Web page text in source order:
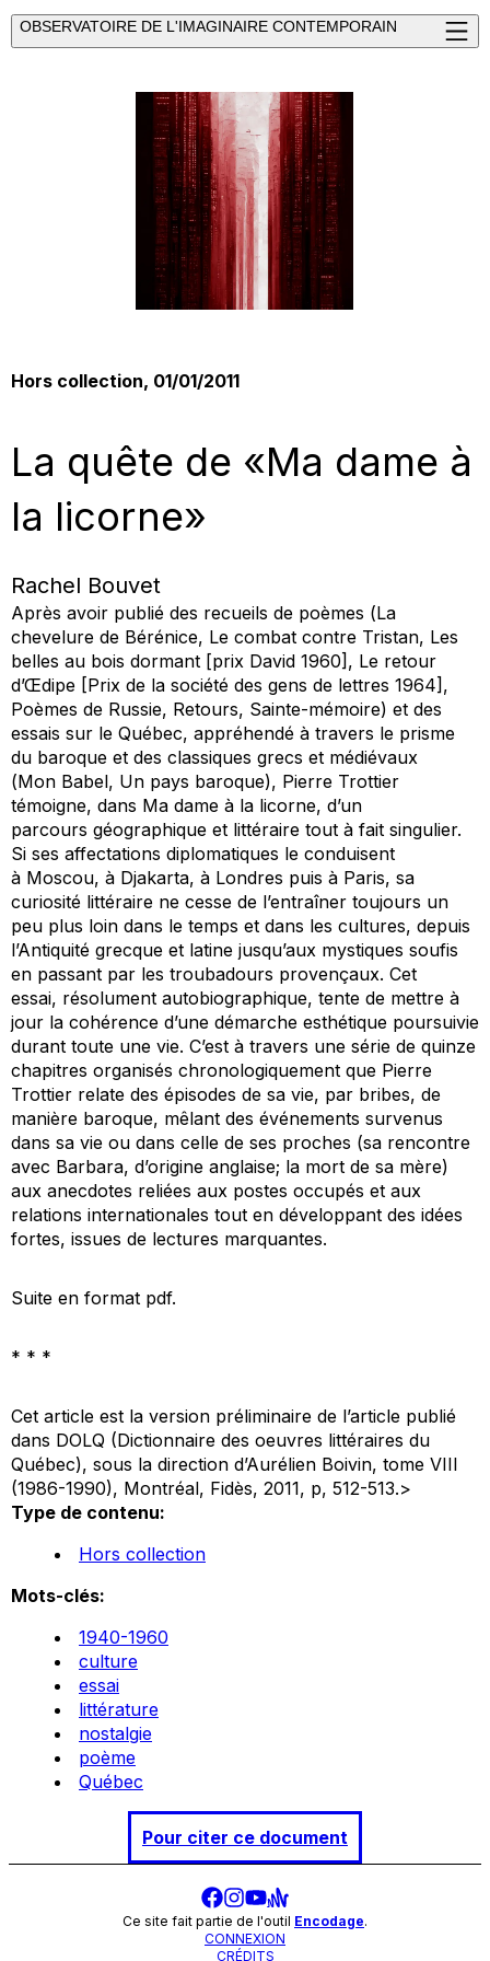
OBSERVATOIRE DE L'IMAGINAIRE CONTEMPORAIN
Hors collection, 01/01/2011
La quête de «Ma dame à
la licorne»
Rachel Bouvet
Après avoir publié des recueils de poèmes (La
chevelure de Bérénice, Le combat contre Tristan, Les
belles au bois dormant [prix David 1960], Le retour
d’Œdipe [Prix de la société des gens de lettres 1964],
Poèmes de Russie, Retours, Sainte-mémoire) et des
essais sur le Québec, appréhendé à travers le prisme
du baroque et des classiques grecs et médiévaux
(Mon Babel, Un pays baroque), Pierre Trottier
témoigne, dans Ma dame à la licorne, d’un
parcours géographique et littéraire tout à fait singulier.
Si ses affectations diplomatiques le conduisent
à Moscou, à Djakarta, à Londres puis à Paris, sa
curiosité littéraire ne cesse de l’entraîner toujours un
peu plus loin dans le temps et dans les cultures, depuis
l’Antiquité grecque et latine jusqu’aux mystiques soufis
en passant par les troubadours provençaux. Cet
essai, résolument autobiographique, tente de mettre à
jour la cohérence d’une démarche esthétique poursuivie
durant toute une vie. C’est à travers une série de quinze
chapitres organisés chronologiquement que Pierre
Trottier relate des épisodes de sa vie, par bribes, de
manière baroque, mêlant des événements survenus
dans sa vie ou dans celle de ses proches (sa rencontre
avec Barbara, d’origine anglaise; la mort de sa mère)
aux anecdotes reliées aux postes occupés et aux
relations internationales tout en développant des idées
fortes, issues de lectures marquantes.
Suite en format pdf.
* * *
Cet article est la version préliminaire de l’article publié
dans DOLQ (Dictionnaire des oeuvres littéraires du
Québec), sous la direction d’Aurélien Boivin, tome VIII
(1986-1990), Montréal, Fidès, 2011, p, 512-513.>
Type de contenu:
Hors collection
Mots-clés:
1940-1960
culture
essai
littérature
nostalgie
poème
Québec
Pour citer ce document
Ce site fait partie de l'outil Encodage.
CONNEXION
CRÉDITS